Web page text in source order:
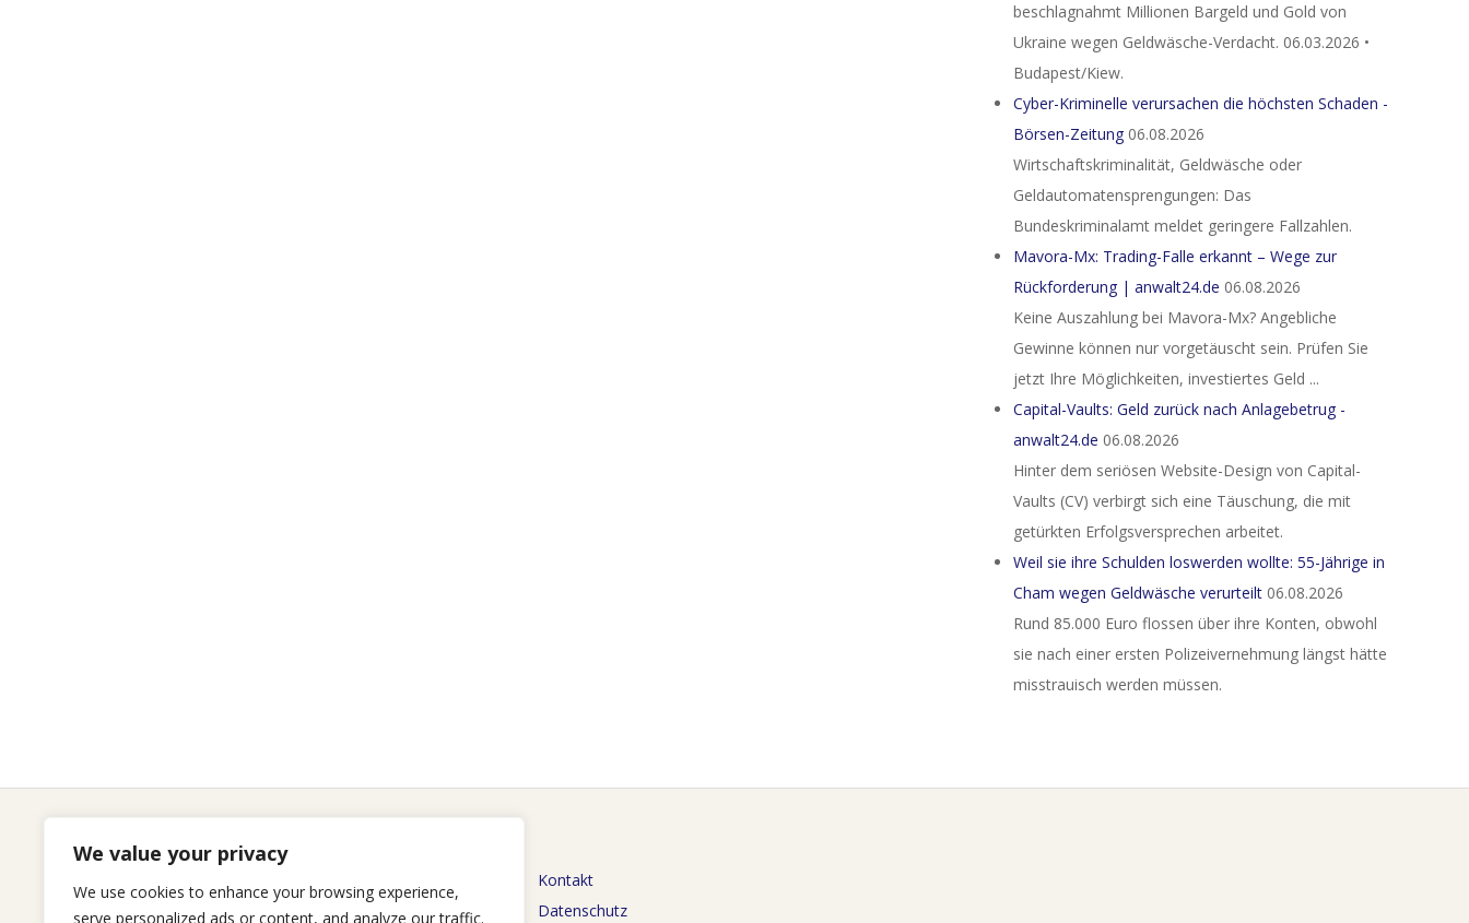
We value your privacy
We use cookies to enhance your browsing experience,
serve personalized ads or content, and analyze our traffic.
beschlagnahmt Millionen Bargeld und Gold von
Ukraine wegen Geldwäsche-Verdacht. 06.03.2026 •
Budapest/Kiew.
Cyber-Kriminelle verursachen die höchsten Schaden -
Börsen-Zeitung 06.08.2026
Wirtschaftskriminalität, Geldwäsche oder
Geldautomatensprengungen: Das
Bundeskriminalamt meldet geringere Fallzahlen.
Mavora-Mx: Trading-Falle erkannt – Wege zur
Rückforderung | anwalt24.de 06.08.2026
Keine Auszahlung bei Mavora-Mx? Angebliche
Gewinne können nur vorgetäuscht sein. Prüfen Sie
jetzt Ihre Möglichkeiten, investiertes Geld ...
Capital-Vaults: Geld zurück nach Anlagebetrug -
anwalt24.de 06.08.2026
Hinter dem seriösen Website-Design von Capital-
Vaults (CV) verbirgt sich eine Täuschung, die mit
getürkten Erfolgsversprechen arbeitet.
Weil sie ihre Schulden loswerden wollte: 55-Jährige in
Cham wegen Geldwäsche verurteilt 06.08.2026
Rund 85.000 Euro flossen über ihre Konten, obwohl
sie nach einer ersten Polizeivernehmung längst hätte
misstrauisch werden müssen.
Kontakt
Datenschutz